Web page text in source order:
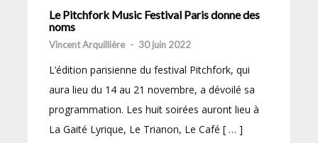
Le Pitchfork Music Festival Paris donne des
noms
Vincent Arquillière - 30 juin 2022
L’édition parisienne du festival Pitchfork, qui
aura lieu du 14 au 21 novembre, a dévoilé sa
programmation. Les huit soirées auront lieu à
La Gaité Lyrique, Le Trianon, Le Café [ … ]